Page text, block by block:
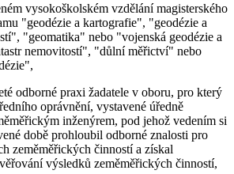
vysokoškolském vzdělání magisterského
"geodézie a kartografie", "geodézie a
"geomatika" nebo "vojenská geodézie a
nemovitostí", "důlní měřictví" nebo
odborné praxi žadatele v oboru, pro který
oprávnění, vystavené úředně
inženýrem, pod jehož vedením si
době prohloubil odborné znalosti pro
zeměměřických činností a získal
výsledků zeměměřických činností,